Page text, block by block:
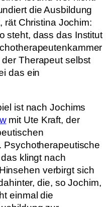
die Ausbildung
rät Christina Jochim:
steht, dass das Institut
Therapeut selbst
das ein
ist nach Jochims
mit Ute Kraft, der
Psychotherapeutische
klingt nach
verbirgt sich
die, so Jochim,
einmal die